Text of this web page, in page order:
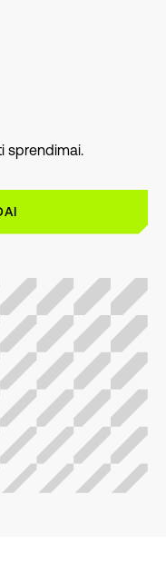
sprendimai.